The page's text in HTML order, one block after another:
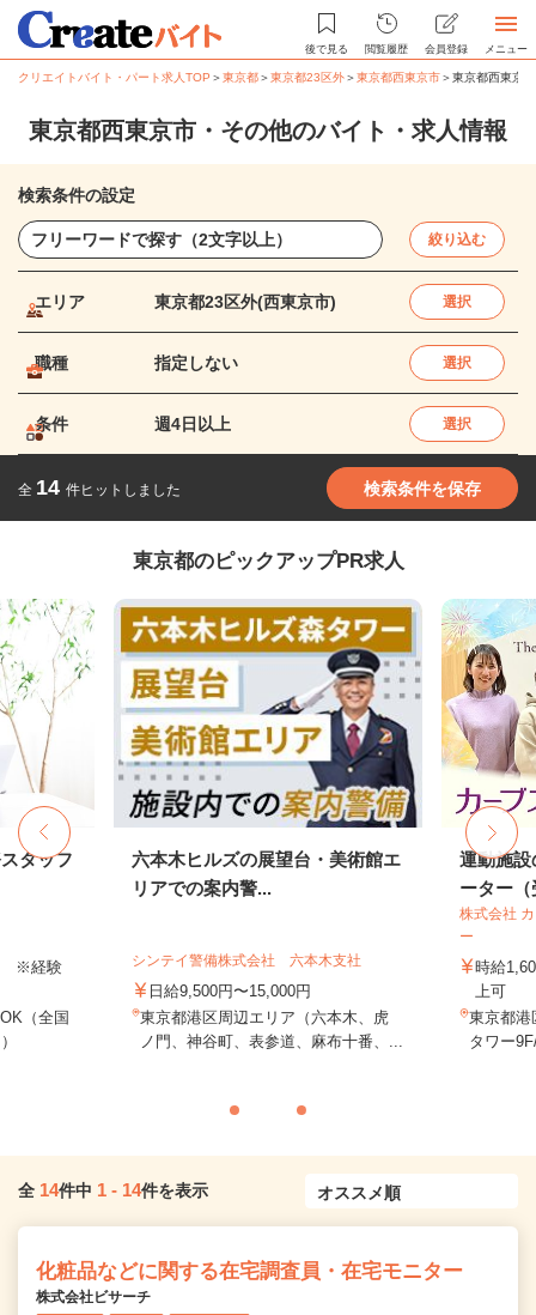
後で見る 閲覧履歴 会員登録 メニュー
クリエイトバイト・パート求人TOP ＞東京都＞東京都23区外＞東京都西東京市＞東京都西東京
東京都西東京市・その他のバイト・求人情報
検索条件の設定
絞り込む
エリア 東京都23区外(西東京市) 選択
職種 指定しない 選択
条件 週4日以上 選択
全 14 件ヒットしました 検索条件を保存
東京都のピックアップPR求人
タッフ
※経験
（全国
六本木ヒルズの展望台・美術館エ
リアでの案内警...
シンテイ警備株式会社 六本木支社
日給9,500円〜15,000円
東京都港区周辺エリア（六本木、虎
ノ門、神谷町、表参道、麻布十番、...
運動施設
ーター
株式会社
ー
時給
上可
東京都港
タワー
全 14件中 1 - 14件を表示
化粧品などに関する在宅調査員・在宅モニター
株式会社ビサーチ